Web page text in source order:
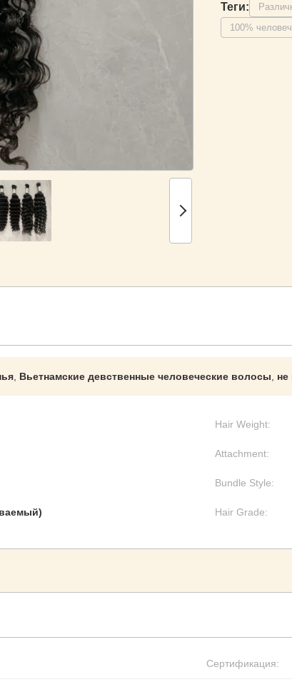
Теги:
100%
Вьетнамские девственные человеческие волосы
Hair Weight:
Attachment:
Bundle Style:
Hair Grade:
Сертификация: